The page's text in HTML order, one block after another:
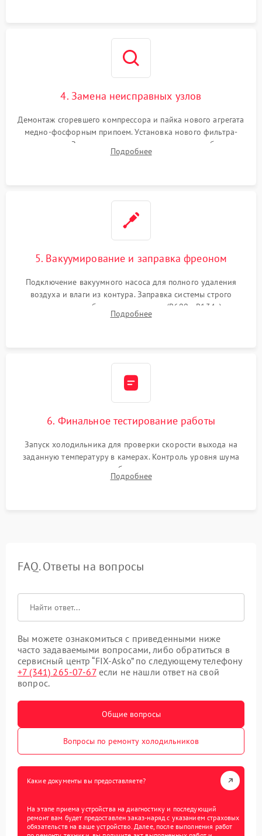
4. Замена неисправных узлов
Демонтаж сгоревшего компрессора и пайка нового агрегата
медно-фосфорным припоем. Установка нового фильтра-
осушителя. Замена изношенных вентиляторов обдува,
сломанных заслонок или поврежденных дверных петель.
Подробнее
5. Вакуумирование и заправка фреоном
Подключение вакуумного насоса для полного удаления
воздуха и влаги из контура. Заправка системы строго
дозированным объемом хладагента (R600a, R134a) по
электронным весам. Контроль рабочего давления в системе.
Подробнее
6. Финальное тестирование работы
Запуск холодильника для проверки скорости выхода на
заданную температуру в камерах. Контроль уровня шума
компрессора, отсутствия обмерзания стенок и корректного
срабатывания системы автоматической оттайки.
Подробнее
FAQ. Ответы на вопросы
Вы можете ознакомиться с приведенными ниже
часто задаваемыми вопросами, либо обратиться в
сервисный центр “FIX-Asko” по следующему телефону
+7 (341) 265-07-67если не нашли ответ на свой
вопрос.
Общие вопросы
Вопросы по ремонту холодильников
Какие документы вы предоставляете?
На этапе приема устройства на диагностику и последующий
ремонт вам будет предоставлен заказ-наряд с указанием страховых
обязательств на ваше устройство. Далее, после выполнения работ